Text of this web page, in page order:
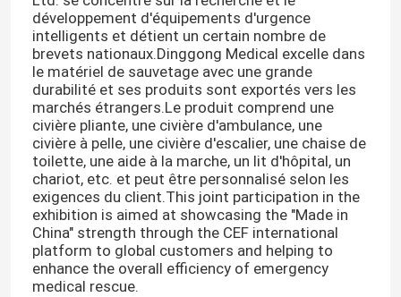
Civière médicale se pliante
Civière se pliante de scoop
Civière de chaise d'escalier
Civière de délivrance de secours
Lit d'hôpital électrique
développement d'équipements d'urgence
intelligents et détient un certain nombre de
brevets nationaux.Dinggong Medical excelle dans
le matériel de sauvetage avec une grande
durabilité et ses produits sont exportés vers les
marchés étrangers.Le produit comprend une
civière pliante, une civière d'ambulance, une
civière à pelle, une civière d'escalier, une chaise de
toilette, une aide à la marche, un lit d'hôpital, un
chariot, etc. et peut être personnalisé selon les
exigences du client.This joint participation in the
exhibition is aimed at showcasing the "Made in
China" strength through the CEF international
platform to global customers and helping to
enhance the overall efficiency of emergency
medical rescue.